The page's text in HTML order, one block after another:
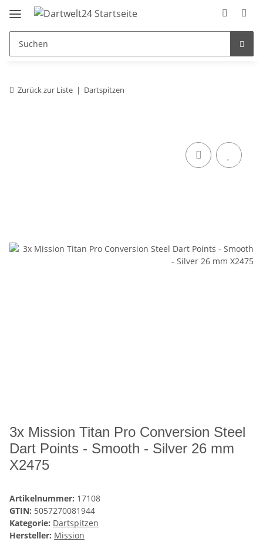
Zurück zur Liste Dartspitzen
3x Mission Titan Pro Conversion Steel
Dart Points - Smooth - Silver 26 mm
X2475
Artikelnummer: 17108
GTIN: 5057270081944
Kategorie: Dartspitzen
Hersteller: Mission